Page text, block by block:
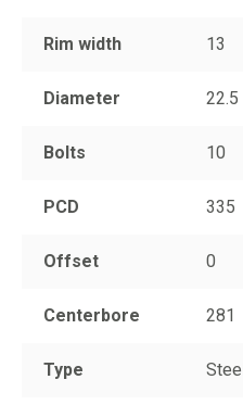
Rim width 13
Diameter 22.5
Bolts 10
PCD 335
Offset 0
Centerbore 281
Type